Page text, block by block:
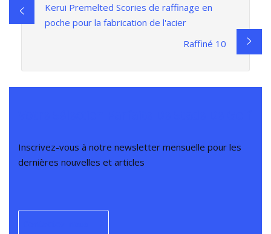
Kerui Premelted Scories de raffinage en
poche pour la fabrication de l'acier
Raffiné 10
Inscrivez-vous à notre newsletter mensuelle pour les
dernières nouvelles et articles